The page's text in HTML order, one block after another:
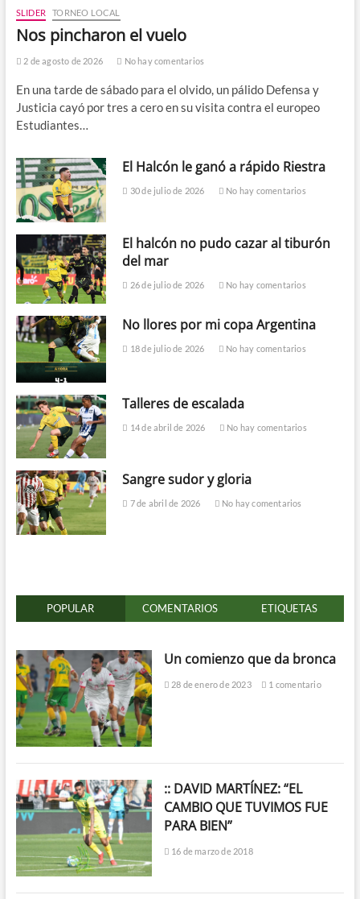
SLIDER TORNEO LOCAL
Nos pincharon el vuelo
2 de agosto de 2026 No hay comentarios
En una tarde de sábado para el olvido, un pálido Defensa y
Justicia cayó por tres a cero en su visita contra el europeo
Estudiantes…
El Halcón le ganó a rápido Riestra
30 de julio de 2026 No hay comentarios
El halcón no pudo cazar al tiburón
del mar
26 de julio de 2026 No hay comentarios
No llores por mi copa Argentina
18 de julio de 2026 No hay comentarios
Talleres de escalada
14 de abril de 2026 No hay comentarios
Sangre sudor y gloria
7 de abril de 2026 No hay comentarios
POPULAR COMENTARIOS ETIQUETAS
Un comienzo que da bronca
28 de enero de 2023 1 comentario
:: DAVID MARTÍNEZ: “EL
CAMBIO QUE TUVIMOS FUE
PARA BIEN”
16 de marzo de 2018